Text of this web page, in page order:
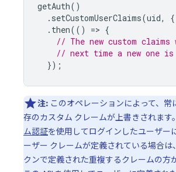
getAuth()
. setCustomUserClaims(uid, {
. then(() => {
// The new custom
// next time a new one is
});
注: このオペレーションによって、常
存のカスタム クレームが上書きされます
ム認証を使用してログインしたユーザー
ーザー クレームが定義されている場合は
クンで定義された重複するクレームの方